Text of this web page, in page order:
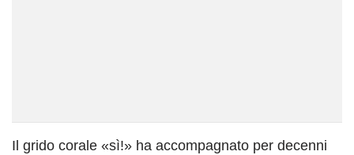
Il grido corale «sì!» ha accompagnato per decenni